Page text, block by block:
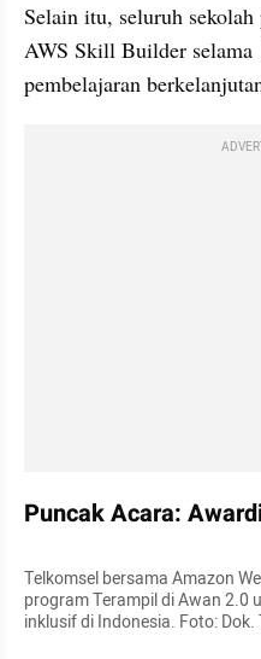
Selain itu, seluruh sekolah
AWS Skill Builder selama
pembelajaran
Puncak Acara:
Telkomsel bersama Amazon
program Terampil di Awan 2.0
inklusif di Indonesia. Foto: Dok.